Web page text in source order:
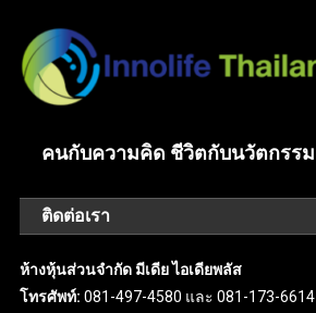
คนกับความคิด ชีวิตกับนวัตกรรม
ติดต่อเรา
ห้างหุ้นส่วนจำกัด มีเดีย ไอเดียพลัส
โทรศัพท์: 081-497-4580 และ 081-173-6614